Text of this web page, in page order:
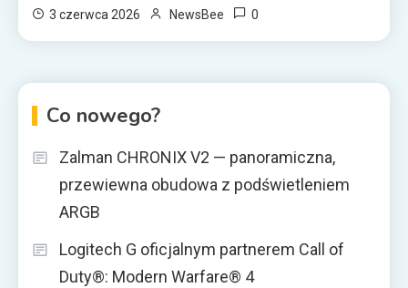
3 czerwca 2026 NewsBee 0
Co nowego?
Zalman CHRONIX V2 — panoramiczna,
przewiewna obudowa z podświetleniem
ARGB
Logitech G oficjalnym partnerem Call of
Duty®: Modern Warfare® 4